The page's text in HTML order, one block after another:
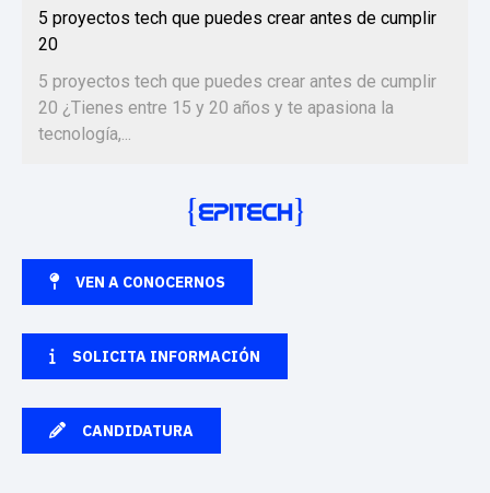
5 proyectos tech que puedes crear antes de cumplir
20
5 proyectos tech que puedes crear antes de cumplir
20 ¿Tienes entre 15 y 20 años y te apasiona la
tecnología,...
VEN A CONOCERNOS
SOLICITA INFORMACIÓN
CANDIDATURA